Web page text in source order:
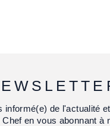
informé(e) de l'actualité
Chef en vous abonnant à